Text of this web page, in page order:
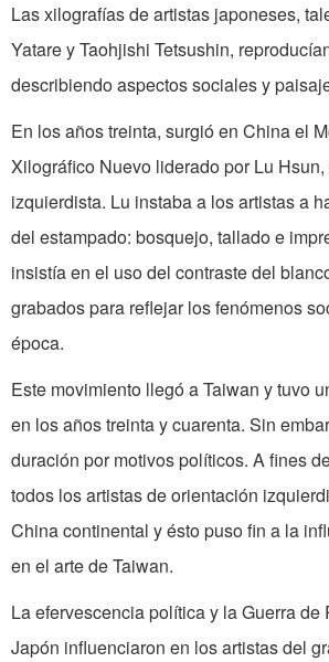
Las xilografías de artistas japoneses,
Yatare y Taohjishi Tetsushin,
describiendo aspectos sociales y
En los años treinta, surgió en China el
Xilográfico Nuevo liderado por Lu
izquierdista. Lu instaba a los artistas a
del estampado: bosquejo, tallado e
insistía en el uso del contraste del
grabados para reflejar los fenómenos
época.
Este movimiento llegó a Taiwan y tuvo
en los años treinta y cuarenta. Sin
duración por motivos políticos. A fines
todos los artistas de orientación
China continental y ésto puso fin a la
en el arte de Taiwan.
La efervescencia política y la Guerra de
Japón influenciaron en los artistas del